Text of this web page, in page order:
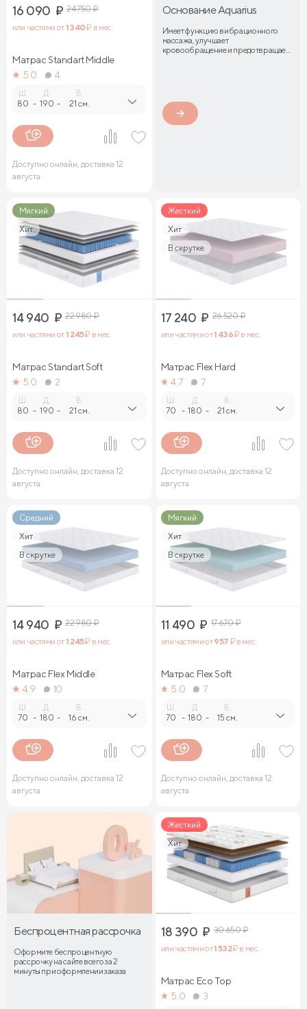
16 090 ₽ 24 750₽
или частями от1 340₽ в мес.
Матрас Standart Middle
5.0
4
80 -
Д.
190 -
В.
21 см.
Доступно онлайн, доставка 12
августа
Основание Aquarius
Имеет функцию вибрационного
массажа, улучшает
кровообращение и предотвращает
Мягкий
Хит
14 940 ₽ 22 980₽
или частями от1 245₽ в мес.
Матрас Standart Soft
5.0
2
80 -
Д.
190 -
В.
21 см.
Доступно онлайн, доставка 12
августа
Жесткий
Хит
В скрутке
17 240 ₽ 26 520₽
или частями от1 436₽ в мес.
Матрас Flex Hard
4.7
7
70 -
Д.
180 -
В.
21 см.
Доступно онлайн, доставка 12
августа
Средний
Хит
В скрутке
14 940 ₽ 22 980₽
или частями от1 245₽ в мес.
Матрас Flex Middle
4.9
10
70 -
Д.
180 -
В.
16 см.
Доступно онлайн, доставка 12
августа
Мягкий
Хит
В скрутке
11 490 ₽ 17 670₽
или частями от957 ₽ в мес.
Матрас Flex Soft
5.0
7
70 -
Д.
180 -
В.
15 см.
Доступно онлайн, доставка 12
августа
Беспроцентная рассрочка
Оформите беспроцентную
рассрочку на сайте всего за 2
минуты при оформлении заказа
Жесткий
Хит
18 390 ₽ 30 650₽
или частями от1 532₽ в мес.
Матрас Eco Top
5.0
3